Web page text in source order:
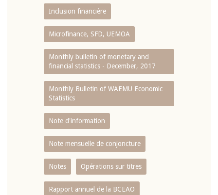
Inclusion financière
Microfinance, SFD, UEMOA
Monthly bulletin of monetary and
financial statistics - December, 2017
Monthly Bulletin of WAEMU Economic
Statistics
Note d'information
Note mensuelle de conjoncture
Notes Opérations sur titres
Rapport annuel de la BCEAO